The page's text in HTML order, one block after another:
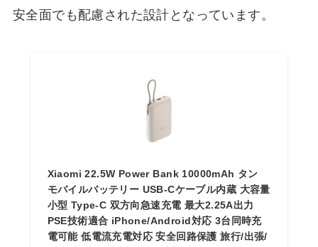
安全面でも配慮された設計となっています。
Xiaomi 22.5W Power Bank 10000mAh タン
モバイルバッテリー USB-Cケーブル内蔵 大容量
小型 Type-C 双方向急速充電 最大2.25A出力
PSE技術適合 iPhone/Android対応 3台同時充
電可能 低電流充電対応 安全回路保護 旅行/出張/